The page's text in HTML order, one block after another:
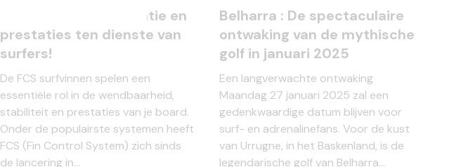
De FCS vinnen: innovatie en
prestaties ten dienste van
surfers!
De FCS surfvinnen spelen een
essentiële rol in de wendbaarheid,
stabiliteit en prestaties van je board.
Onder de populairste systemen heeft
FCS (Fin Control System) zich sinds
de lancering in...
Belharra : De spectaculaire
ontwaking van de mythische
golf in januari 2025
Een langverwachte ontwaking
Maandag 27 januari 2025 zal een
gedenkwaardige datum blijven voor
surf- en adrenalinefans. Voor de kust
van Urrugne, in het Baskenland, is de
legendarische golf van Belharra...